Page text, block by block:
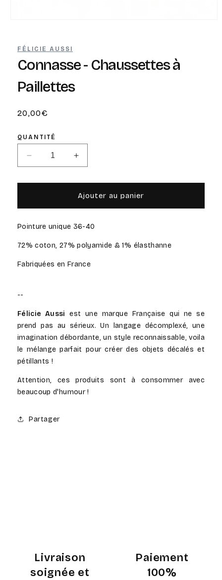
dans
une
fenêtre
FÉLICIE AUSSI
Connasse - Chaussettes à
Paillettes
Prix
20,00€
QUANTITÉ
Réduire
la
quantité
-
Chaussettes
Paillettes
Augmenter
la
quantité
de
Connasse
-
Chaussettes
Paillettes
Ajouter au panier
Pointure unique 36-40
72% coton, 27% polyamide & 1% élasthanne
Fabriquées en France
--
Félicie Aussi est une marque Française qui ne se
prend pas au sérieux. Un langage décomplexé, une
imagination débordante, un style reconnaissable, voila
le mélange parfait pour créer des objets décalés et
pétillants !
Attention, ces produits sont à consommer avec
beaucoup d'humour !
Partager
Livraison
soignée et
Paiement
100%